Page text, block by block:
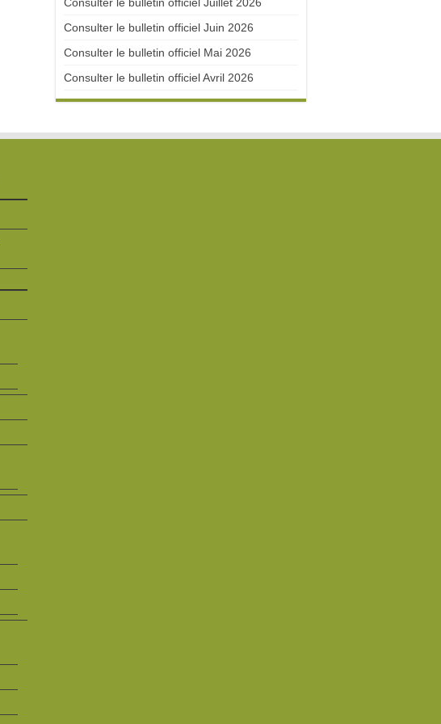
Consulter le bulletin officiel Juin 2026
Consulter le bulletin officiel Mai 2026
Consulter le bulletin officiel Avril 2026